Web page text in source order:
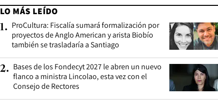
LO MÁS LEÍDO
1. ProCultura: Fiscalía sumará formalización por
proyectos de Anglo American y arista Biobío
también se trasladaría a Santiago
2. Bases de los Fondecyt 2027 le abren un nuevo
flanco a ministra Lincolao, esta vez con el
Consejo de Rectores